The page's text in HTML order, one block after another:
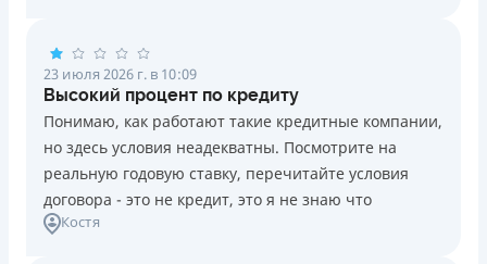
23 июля 2026 г. в 10:09
Высокий процент по кредиту
Понимаю, как работают такие кредитные компании,
но здесь условия неадекватны. Посмотрите на
реальную годовую ставку, перечитайте условия
договора - это не кредит, это я не знаю что
Костя